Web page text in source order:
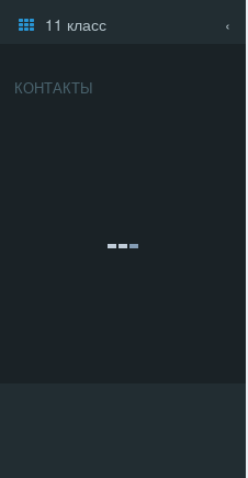
11 класс
КОНТАКТЫ